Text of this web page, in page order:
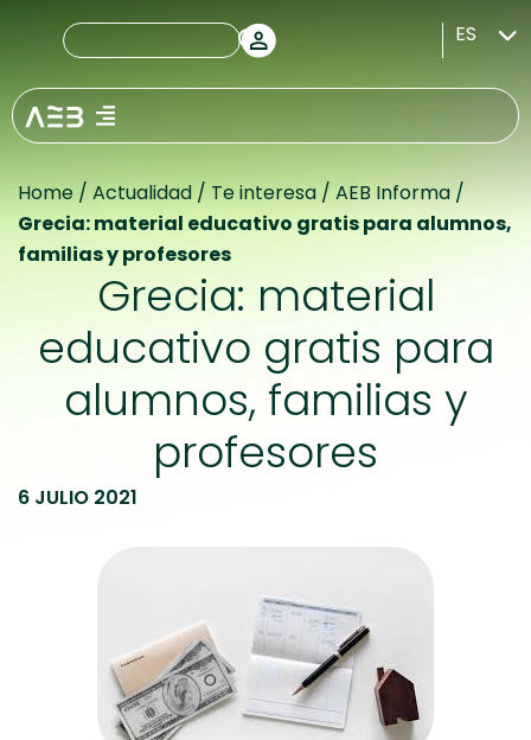
ES
Home / Actualidad / Te interesa / AEB Informa /
Grecia: material educativo gratis para alumnos,
familias y profesores
Grecia: material
educativo gratis para
alumnos, familias y
profesores
6 JULIO 2021